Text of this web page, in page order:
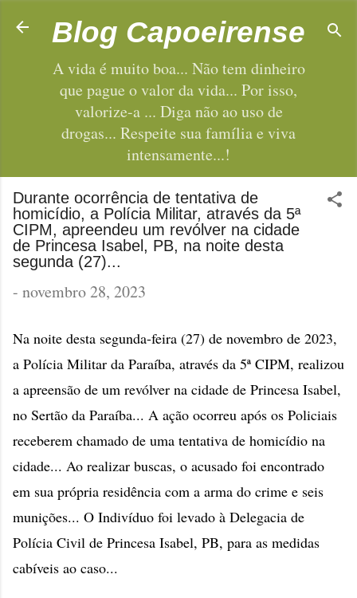
Pular para o conteúdo principal
Blog Capoeirense
A vida é muito boa... Não tem dinheiro
que pague o valor da vida... Por isso,
valorize-a ... Diga não ao uso de
drogas... Respeite sua família e viva
intensamente...!
Durante ocorrência de tentativa de
homicídio, a Polícia Militar, através da 5ª
CIPM, apreendeu um revólver na cidade
de Princesa Isabel, PB, na noite desta
segunda (27)...
- novembro 28, 2023
Na noite desta segunda-feira (27) de novembro de 2023,
a Polícia Militar da Paraíba, através da 5ª CIPM, realizou
a apreensão de um revólver na cidade de Princesa Isabel,
no Sertão da Paraíba... A ação ocorreu após os Policiais
receberem chamado de uma tentativa de homicídio na
cidade... Ao realizar buscas, o acusado foi encontrado
em sua própria residência com a arma do crime e seis
munições... O Indivíduo foi levado à Delegacia de
Polícia Civil de Princesa Isabel, PB, para as medidas
cabíveis ao caso...